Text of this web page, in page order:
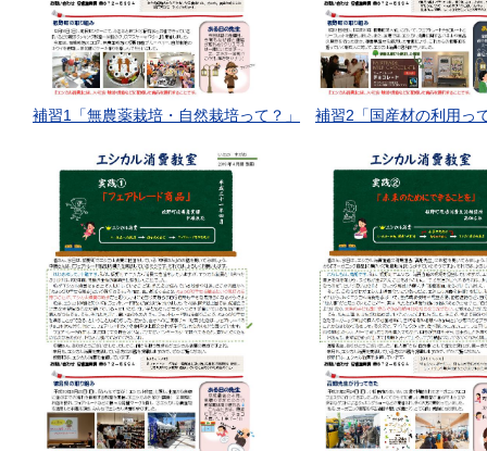
補習1「無農薬栽培・自然栽培って？」 補習2「国産材の利用